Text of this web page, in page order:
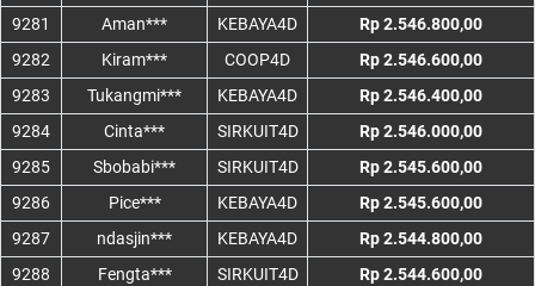
9281
Aman*** KEBAYA4D
Rp 2.546.800,00
9282
Kiram*** COOP4D
Rp 2.546.600,00
9283
Tukangmi*** KEBAYA4D
Rp 2.546.400,00
9284
Cinta*** SIRKUIT4D
Rp 2.546.000,00
9285
Sbobabi*** SIRKUIT4D
Rp 2.545.600,00
9286
Pice*** KEBAYA4D
Rp 2.545.600,00
9287
ndasjin*** KEBAYA4D
Rp 2.544.800,00
9288
Fengta*** SIRKUIT4D
Rp 2.544.600,00